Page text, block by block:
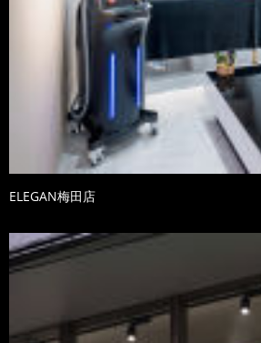
ELEGAN梅田店